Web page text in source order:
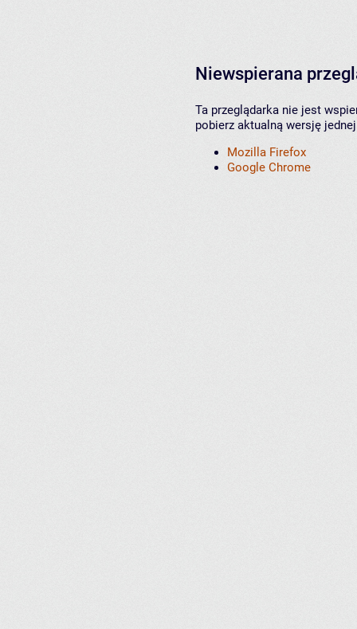
Niewspierana
Ta przeglądarka nie jest
pobierz aktualną wersję
Mozilla Firefox
Google Chrome